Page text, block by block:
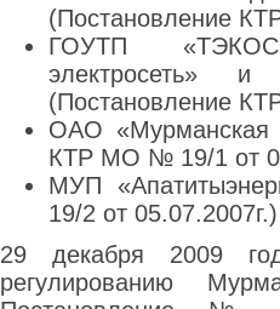
(Постановление
ГОУТП
электросеть» и
(Постановление
ОАО «Мурманская
КТР МО № 19/1 от
МУП
19/2 от 05.07.2007г.)
29 декабря 2009
регулированию